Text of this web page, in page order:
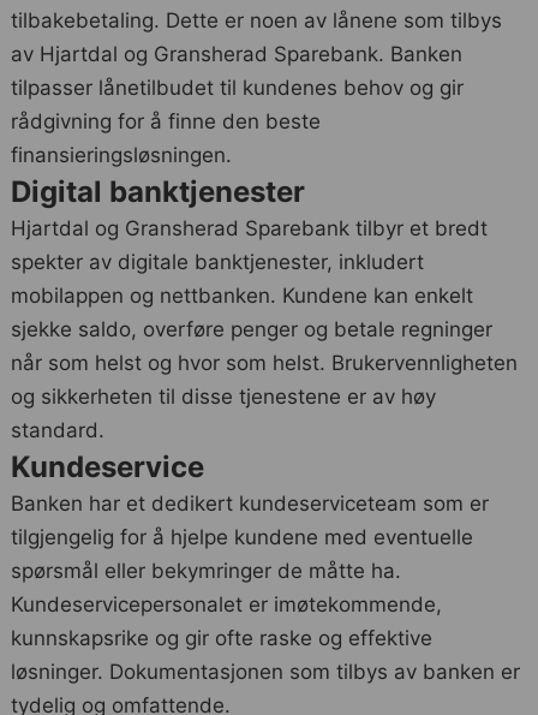
tilbakebetaling. Dette er noen av lånene som tilbys
av Hjartdal og Gransherad Sparebank. Banken
tilpasser lånetilbudet til kundenes behov og gir
rådgivning for å finne den beste
finansieringsløsningen.
Digital banktjenester
Hjartdal og Gransherad Sparebank tilbyr et bredt
spekter av digitale banktjenester, inkludert
mobilappen og nettbanken. Kundene kan enkelt
sjekke saldo, overføre penger og betale regninger
når som helst og hvor som helst. Brukervennligheten
og sikkerheten til disse tjenestene er av høy
standard.
Kundeservice
Banken har et dedikert kundeserviceteam som er
tilgjengelig for å hjelpe kundene med eventuelle
spørsmål eller bekymringer de måtte ha.
Kundeservicepersonalet er imøtekommende,
kunnskapsrike og gir ofte raske og effektive
løsninger. Dokumentasjonen som tilbys av banken er
tydelig og omfattende.